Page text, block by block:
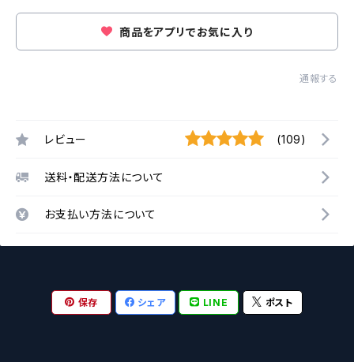
商品をアプリでお気に入り
通報する
レビュー (109)
送料・配送方法について
お支払い方法について
保存 シェア LINE ポスト